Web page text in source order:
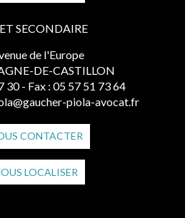
SECONDAIRE
de l'Europe
DE-CASTILLON
30 - Fax : 05 57 51 73 64
piola-avocat.fr
CONTACTER
LOCALISER